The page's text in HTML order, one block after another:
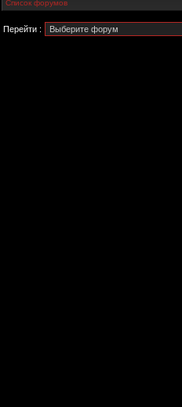
Список форумов
Перейти :